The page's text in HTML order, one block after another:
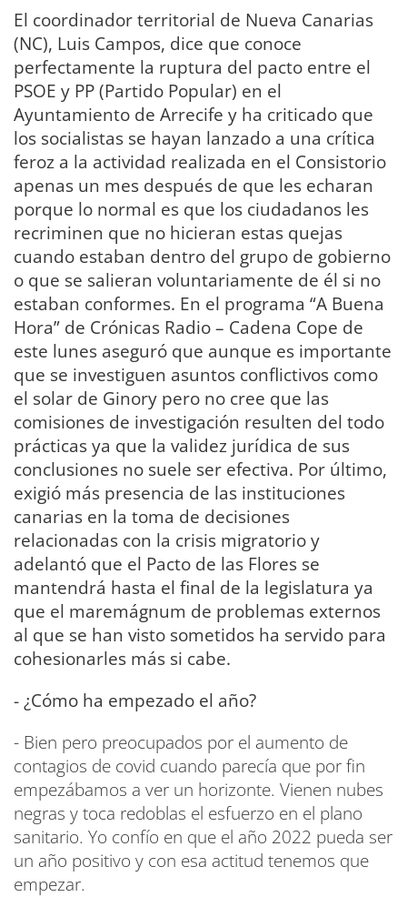
El coordinador territorial de Nueva Canarias
(NC), Luis Campos, dice que conoce
perfectamente la ruptura del pacto entre el
PSOE y PP (Partido Popular) en el
Ayuntamiento de Arrecife y ha criticado que
los socialistas se hayan lanzado a una crítica
feroz a la actividad realizada en el Consistorio
apenas un mes después de que les echaran
porque lo normal es que los ciudadanos les
recriminen que no hicieran estas quejas
cuando estaban dentro del grupo de gobierno
o que se salieran voluntariamente de él si no
estaban conformes. En el programa “A Buena
Hora” de Crónicas Radio – Cadena Cope de
este lunes aseguró que aunque es importante
que se investiguen asuntos conflictivos como
el solar de Ginory pero no cree que las
comisiones de investigación resulten del todo
prácticas ya que la validez jurídica de sus
conclusiones no suele ser efectiva. Por último,
exigió más presencia de las instituciones
canarias en la toma de decisiones
relacionadas con la crisis migratorio y
adelantó que el Pacto de las Flores se
mantendrá hasta el final de la legislatura ya
que el maremágnum de problemas externos
al que se han visto sometidos ha servido para
cohesionarles más si cabe.
- ¿Cómo ha empezado el año?
- Bien pero preocupados por el aumento de
contagios de covid cuando parecía que por fin
empezábamos a ver un horizonte. Vienen nubes
negras y toca redoblas el esfuerzo en el plano
sanitario. Yo confío en que el año 2022 pueda ser
un año positivo y con esa actitud tenemos que
empezar.